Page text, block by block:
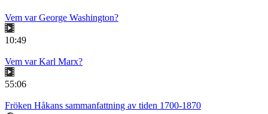
Vem var George Washington?
10:49
Vem var Karl Marx?
55:06
Fröken Håkans sammanfattning av tiden 1700-1870